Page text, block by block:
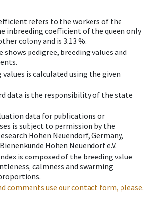
refers to the workers of the
inbreeding coefficient of the queen only
colony and is 3.13 %.
shows pedigree, breeding values and
is calculated using the given
data is the responsibility of the state
data for publications or
is subject to permission by the
Hohen Neuendorf, Germany,
Hohen Neuendorf e.V.
is composed of the breeding value
calmness and swarming
comments use our contact form, please.